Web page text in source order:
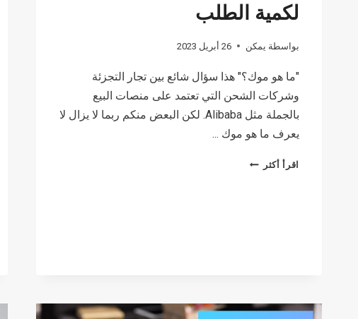
لكمية الطلب
بواسطة يمكن 26 أبريل 2023
"ما هو موك؟" هذا سؤال شائع بين تجار التجزئة
وشركات الشحن التي تعتمد على منصات البيع
بالجملة مثل Alibaba. لكن البعض منكم ربما لا يزال لا
يعرف ما هو موك ...
اقرأ أكثر
ما